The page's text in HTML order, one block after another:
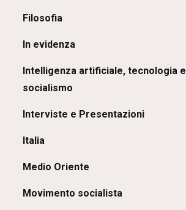
Filosofia
In evidenza
Intelligenza artificiale, tecnologia e
socialismo
Interviste e Presentazioni
Italia
Medio Oriente
Movimento socialista